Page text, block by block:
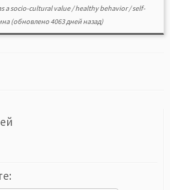
a socio-cultural value/healthy behavior/self-
(обновлено 4063 дней назад)